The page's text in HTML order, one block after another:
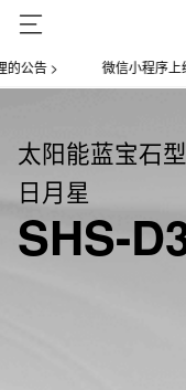
告 > 微信小程序上线
太阳能蓝宝石
日月星
SHS-